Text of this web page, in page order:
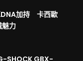
DNA加持 卡西歐
魅力